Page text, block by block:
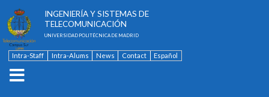
INGENIERÍA Y SISTEMAS DE
TELECOMUNICACIÓN
UNIVERSIDAD POLITÉCNICA DE MADRID
Intra-Staff Intra-Alums News Contact Español